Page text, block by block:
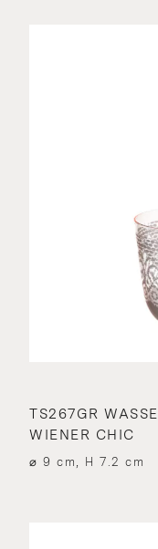
TS267GR
WIENER CHIC
⌀ 9 cm, H 7.2 cm